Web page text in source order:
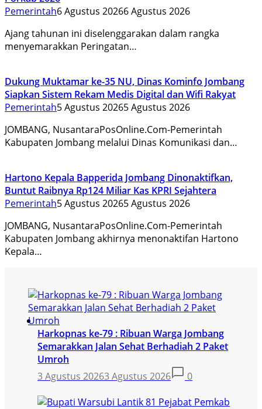
Pemerintah6 Agustus 20266 Agustus 2026
Ajang tahunan ini diselenggarakan dalam rangka
menyemarakkan Peringatan…
Dukung Muktamar ke-35 NU, Dinas Kominfo Jombang
Siapkan Sistem Rekam Medis Digital dan Wifi Rakyat
Pemerintah5 Agustus 20265 Agustus 2026
JOMBANG, NusantaraPosOnline.Com-Pemerintah
Kabupaten Jombang melalui Dinas Komunikasi dan…
Hartono Kepala Bapperida Jombang Dinonaktifkan,
Buntut Raibnya Rp124 Miliar Kas KPRI Sejahtera
Pemerintah5 Agustus 20265 Agustus 2026
JOMBANG, NusantaraPosOnline.Com-Pemerintah
Kabupaten Jombang akhirnya menonaktifan Hartono
Kepala…
Harkopnas ke-79 : Ribuan Warga Jombang
Semarakkan Jalan Sehat Berhadiah 2 Paket
Umroh
3 Agustus 20263 Agustus 2026 0